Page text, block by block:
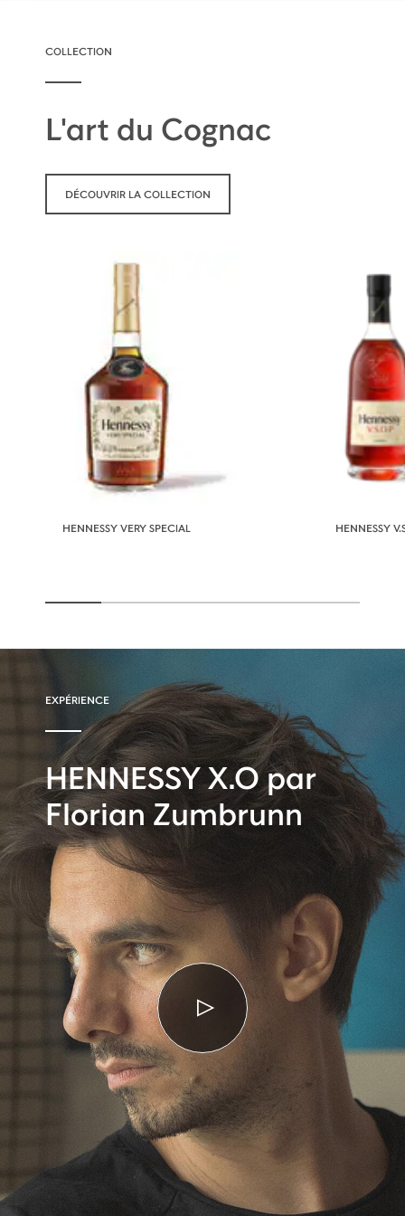
COLLECTION
L'art du Cognac
DÉCOUVRIR LA COLLECTION
HENNESSY VERY SPECIAL HENNESSY
EXPÉRIENCE
HENNESSY X.O par
Florian Zumbrunn